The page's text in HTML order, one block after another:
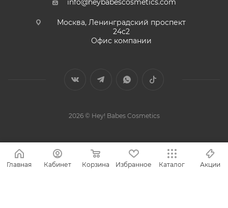
info@heybabescosmetics.com
Москва, Ленинградский проспект
24с2
Офис компании
2026 © Hey! Babes Cosmetics
Главная Кабинет Корзина Избранное Каталог Акции